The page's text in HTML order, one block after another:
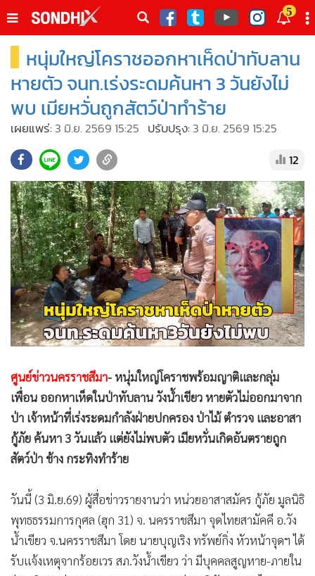
ดต
5
หน้าหลัก
SondhiX
Social
• World Talk
• ผู้เฒ่าเล่าเรื่อง
• ข่าวลึกปมลับ
• Exclusive Health
• ผู้จัดกวน
• น่าสนใจ
• ข่าวอัพเดต
• เศรษฐกิจ-ธุรกิจ
• สังคม-โซเชียล
หนุ่มใหญ่โคราชออกหาเห็ดป่าทับลาน
หายตัว จนท.เร่งระดมค้นหา 3 วันยังไม่
พบ เมียหวั่นถูกสัตว์ป่าทำร้าย
เผยแพร่: 3 มิ.ย. 2569 15:25 ปรับปรุง: 3 มิ.ย. 2569 15:25
12
ศูนย์ข่าวนครราชสีมา- หนุ่มใหญ่โคราชพร้อมญาติและกลุ่ม
เพื่อน ออกหาเห็ดในป่าทับลาน วังน้ำเขียว หายตัวไม่ออกมาจาก
ป่า เจ้าหน้าที่เร่งระดมกำลังฝ่ายปกครอง ป่าไม้ ตำรวจ และอาสา
กู้ภัย ค้นหา 3 วันแล้ว แต่ยังไม่พบตัว เมียหวั่นเกิดอันตรายถูก
สัตว์ป่า ช้าง กระทิงทำร้าย
วันนี้ (3 มิ.ย.69) ผู้สื่อข่าวรายงานว่า หน่วยอาสาสมัคร กู้ภัย มูลนิธิ
พุทธธรรมการกุศล (ฮุก 31) จ. นครราชสีมา จุดไทยสามัคคี อ.วัง
น้ำเขียว จ.นครราชสีมา โดย นายบุญเริง ทรัพย์กิ่ง หัวหน้าจุดฯ ได้
รับแจ้งเหตุจากร้อยเวร สภ.วังน้ำเขียว ว่า มีบุคคลสูญหาย-ภายใน